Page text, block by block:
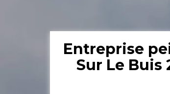
Entreprise
Sur Le Buis